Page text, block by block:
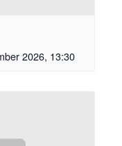
2026, 13:30